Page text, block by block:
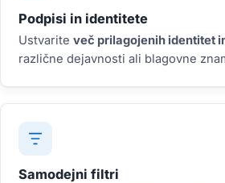
Podpisi in identitete
Ustvarite več prilagojenih identitet
različne dejavnosti ali blagovne
Samodejni filtri